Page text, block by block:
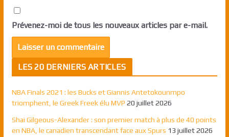
Prévenez-moi de tous les nouveaux articles par e-mail.
LES 20 DERNIERS ARTICLES
NBA Finals 2021 : les Bucks et Giannis Antetokounmpo
triomphent, le Greek Freek élu MVP 20 juillet 2026
Shai Gilgeous-Alexander : son premier match à plus de 40 points
en NBA, le canadien transcendant face aux Spurs 13 juillet 2026